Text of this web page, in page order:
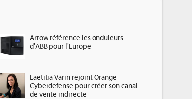
Arrow référence les onduleurs
d'ABB pour l'Europe
Laetitia Varin rejoint Orange
Cyberdefense pour créer son canal
de vente indirecte